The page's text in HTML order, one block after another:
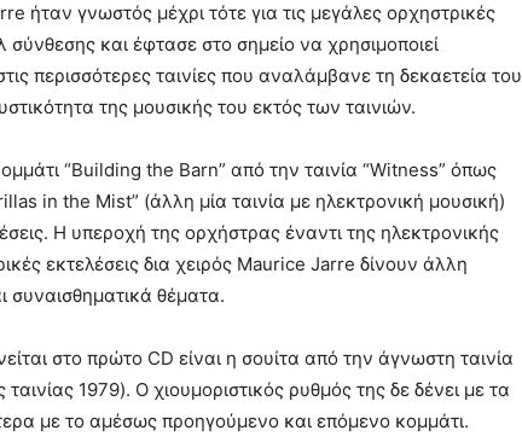
ήταν γνωστός μέχρι τότε για τις μεγάλες ορχηστρικές
και έφτασε στο σημείο να χρησιμοποιεί
περισσότερες ταινίες που αναλάμβανε τη δεκαετεία του
της μουσικής του εκτός των ταινιών.
“Building the Barn” από την ταινία “Witness” όπως
in the Mist” (άλλη μία ταινία με ηλεκτρονική μουσική)
Η υπεροχή της ορχήστρας έναντι της ηλεκτρονικής
εκτελέσεις δια χειρός Μaurice Jarre δίνουν άλλη
θέματα.
στο πρώτο CD είναι η σουίτα από την άγνωστη ταινία
1979). Ο χιουμοριστικός ρυθμός της δε δένει με τα
με το αμέσως προηγούμενο και επόμενο κομμάτι.